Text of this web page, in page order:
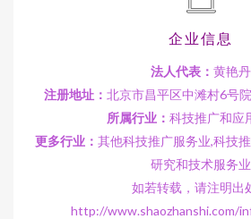
企业信息
法人代表： 黄艳丹
注册地址： 北京市昌平区中滩村6号
所属行业： 科技推广和应
更多行业： 其他科技推广服务业,科技
研究和技术服务业
如若转载，请注明出
http://www.shaozhanshi.com/